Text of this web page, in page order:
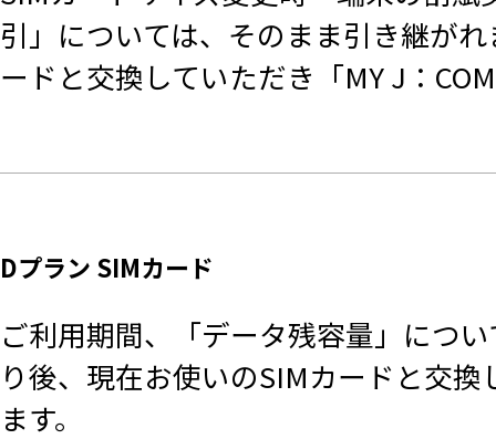
引」については、そのまま引き継が
ードと交換していただき「MY J：
Dプラン SIMカード
ご利用期間、「データ残容量」につ
り後、現在お使いのSIMカードと交
ます。